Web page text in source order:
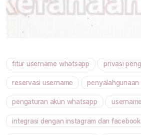
fitur username whatsapp privasi
reservasi username penyalahgunaan
pengaturan akun whatsapp
integrasi dengan instagram dan facebook